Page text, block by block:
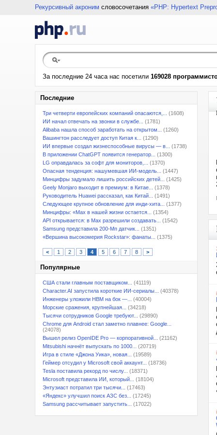
Рекурсивный акроним словосочетания «PHP: Hypertext
За последние 24 часа нас посетили 169028
Последние
Три четверти европейских компаний опасаются,...
(1608)
ИИ начал отвечать на звонки в службе...
(1781)
Alibaba нашла способ заработать на открытом...
(1260)
Вашингтон расследует доступ Китая к...
(1290)
ИИ впервые создал жизнеспособные вирусы — в...
(1738)
В приложении ChatGPT появится генератор...
(1300)
LG оправдалась за софт для мониторов,...
(1370)
Опасная тенденция: нашумевшая ИИ-модель...
(1447)
Минцифры задумало лишить российских детей...
(1425)
Geely Monjaro выходит в премиум: в Китае...
(1378)
Руководитель Huawei рассказал, как Китай...
(1491)
Следующее крупное обновление для инди-хита...
(1377)
Минцифры: «Max в нашей жизни остается...
(1354)
API открывается: в Max разрешили создавать...
(1542)
Samsung представила 200-Мп датчик...
(1351)
«Вершина высокомерия Rockstar»: фанаты...
(1375)
< 1 2 3 4 5 6 7 8 >
Популярные
США стали главным поставщиком...
(41119)
Character.AI запустила короткие ИИ-сериалы...
(40378)
Инженеры уложили HBM на бок —...
(40004)
Морские сражения, крупнейшая...
(34218)
Тысячи сотрудников Google требуют...
(29890)
Chrome для Android стал заметно плавнее: Google...
(24078)
Вышел релиз OpenIDE Pro — корпоративной...
(21162)
Mitsubishi начнёт выпускать по 1000...
(20719)
Игра в стиле «Джона Уика», новая...
(19589)
Геймер отсудил у Microsoft свой аккаунт...
(18736)
Tesla поставила рекорд по числу...
(18371)
Microsoft представила ИИ, который...
(18104)
Энтузиаст потратил три тысячи...
(17463)
«Яндекс» улучшил поиск АЗС без...
(17245)
Samsung рассчитывает запустить...
(17022)